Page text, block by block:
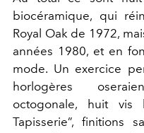
biocéramique, qui
Royal Oak de 1972,
années 1980, et en
mode. Un exercice
horlogères
octogonale, huit vis
Tapisserie”, finitions